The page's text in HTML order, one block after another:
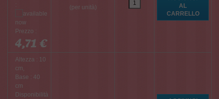
:
Prezzo :
4,71 €
(per unità)
Altezza : 10
cm,
Base : 40
cm
Disponibilità